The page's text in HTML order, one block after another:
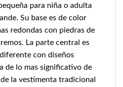
para niña o adulta
Su base es de color
redondas con piedras de
La parte central es
con diseños
de lo mas significativo de
la vestimenta tradicional